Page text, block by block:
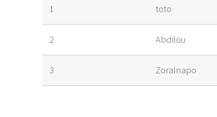
1 toto
2 Abdilou
3 Zoralnapo